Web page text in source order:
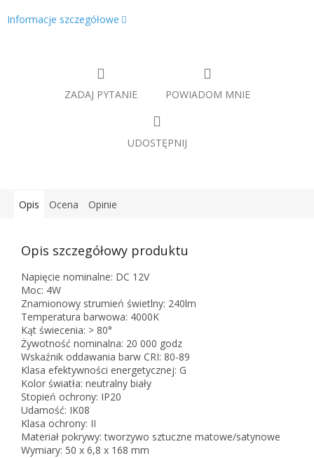
Informacje szczegółowe
ZADAJ PYTANIE POWIADOM MNIE
UDOSTĘPNIJ
Opis Ocena Opinie
Opis szczegółowy produktu
Napięcie nominalne: DC 12V
Moc: 4W
Znamionowy strumień świetlny: 240lm
Temperatura barwowa: 4000K
Kąt świecenia: > 80°
Żywotność nominalna: 20 000 godz
Wskaźnik oddawania barw CRI: 80-89
Klasa efektywności energetycznej: G
Kolor światła: neutralny biały
Stopień ochrony: IP20
Udarność: IK08
Klasa ochrony: II
Materiał pokrywy: tworzywo sztuczne matowe/satynowe
Wymiary: 50 x 6,8 x 168 mm